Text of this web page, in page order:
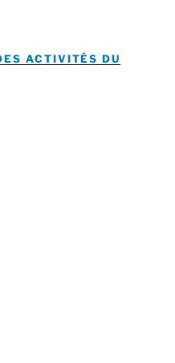
ACTIVITÉS DU